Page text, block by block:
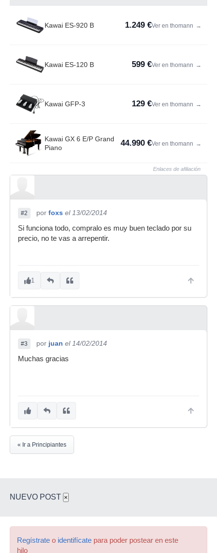
Kawai ES-920 B 1.249 €Ver en thomann →
Kawai ES-120 B 599 €Ver en thomann →
Kawai GFP-3 129 €Ver en thomann →
Kawai GX 6 E/P Grand
Piano
44.990 €Ver en thomann →
Enlaces de afiliación
#2 por foxs el 13/02/2014
Si funciona todo, compralo es muy buen teclado por su
precio, no te vas a arrepentir.
1
#3 por juan el 14/02/2014
Muchas gracias
« Ir a Principiantes
NUEVO POST ×
Regístrate o identifícate para poder postear en este
hilo